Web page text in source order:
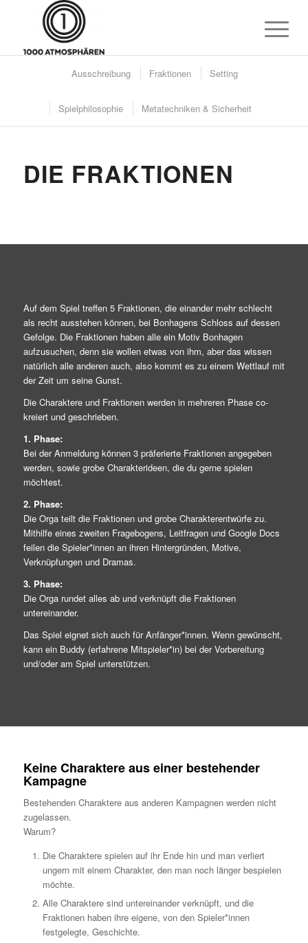
Ausschreibung Fraktionen Setting
Spielphilosophie Metatechniken & Sicherheit
DIE FRAKTIONEN
Auf dem Spiel treffen 5 Fraktionen, die einander mehr schlecht
als recht ausstehen können, bei Bonhagens Schloss auf dessen
Gefolge. Die Fraktionen haben alle ein Motiv Bonhagen
aufzusuchen, denn sie wollen etwas von ihm, aber das wissen
natürlich alle anderen auch, also kommt es zu einem Wettlauf mit
der Zeit um seine Gunst.
Die Charaktere und Fraktionen werden in mehreren Phase co-
kreiert und geschrieben.
1. Phase:
Bei der Anmeldung können 3 präferierte Fraktionen angegeben
werden, sowie grobe Charakterideen, die du gerne spielen
möchtest.
2. Phase:
Die Orga teilt die Fraktionen und grobe Charakterentwürfe zu.
Mithilfe eines zweiten Fragebogens, Leitfragen und Google Docs
feilen die Spieler*innen an ihren Hintergründen, Motive,
Verknüpfungen und Dramas.
3. Phase:
Die Orga rundet alles ab und verknüpft die Fraktionen
untereinander.
Das Spiel eignet sich auch für Anfänger*innen. Wenn gewünscht,
kann ein Buddy (erfahrene Mitspieler*in) bei der Vorbereitung
und/oder am Spiel unterstützen.
Keine Charaktere aus einer bestehender
Kampagne
Bestehenden Charaktere aus anderen Kampagnen werden nicht
zugelassen.
Warum?
Die Charaktere spielen auf ihr Ende hin und man verliert
ungern mit einem Charakter, den man noch länger bespielen
möchte.
Alle Charaktere sind untereinander verknüpft, und die
Fraktionen haben ihre eigene, von den Spieler*innen
festgelegte, Geschichte.